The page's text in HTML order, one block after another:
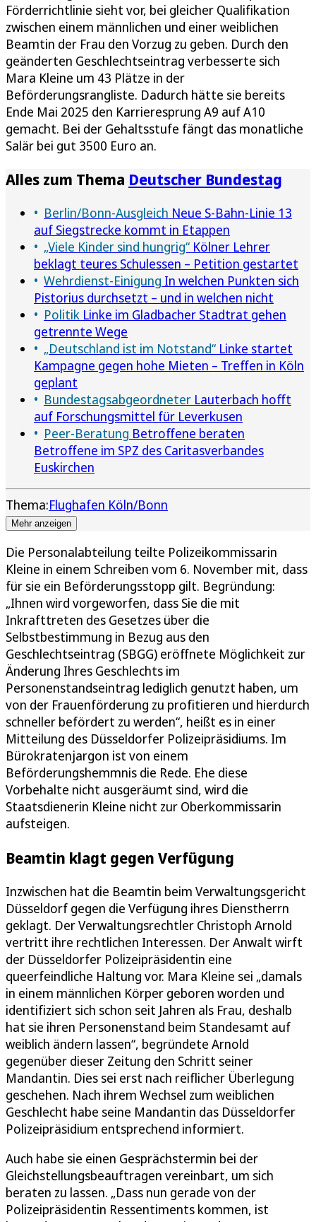
Förderrichtlinie sieht vor, bei gleicher Qualifikation
zwischen einem männlichen und einer weiblichen
Beamtin der Frau den Vorzug zu geben. Durch den
geänderten Geschlechtseintrag verbesserte sich
Mara Kleine um 43 Plätze in der
Beförderungsrangliste. Dadurch hätte sie bereits
Ende Mai 2025 den Karrieresprung A9 auf A10
gemacht. Bei der Gehaltsstufe fängt das monatliche
Salär bei gut 3500 Euro an.
Alles zum Thema Deutscher Bundestag
Berlin/Bonn-Ausgleich Neue S-Bahn-Linie 13
auf Siegstrecke kommt in Etappen
„Viele Kinder sind hungrig“ Kölner Lehrer
beklagt teures Schulessen – Petition gestartet
Wehrdienst-Einigung In welchen Punkten sich
Pistorius durchsetzt – und in welchen nicht
Politik Linke im Gladbacher Stadtrat gehen
getrennte Wege
„Deutschland ist im Notstand“ Linke startet
Kampagne gegen hohe Mieten – Treffen in Köln
geplant
Bundestagsabgeordneter Lauterbach hofft
auf Forschungsmittel für Leverkusen
Peer-Beratung Betroffene beraten
Betroffene im SPZ des Caritasverbandes
Euskirchen
Thema:Flughafen Köln/Bonn
Mehr anzeigen
Die Personalabteilung teilte Polizeikommissarin
Kleine in einem Schreiben vom 6. November mit, dass
für sie ein Beförderungsstopp gilt. Begründung:
„Ihnen wird vorgeworfen, dass Sie die mit
Inkrafttreten des Gesetzes über die
Selbstbestimmung in Bezug aus den
Geschlechtseintrag (SBGG) eröffnete Möglichkeit zur
Änderung Ihres Geschlechts im
Personenstandseintrag lediglich genutzt haben, um
von der Frauenförderung zu profitieren und hierdurch
schneller befördert zu werden“, heißt es in einer
Mitteilung des Düsseldorfer Polizeipräsidiums. Im
Bürokratenjargon ist von einem
Beförderungshemmnis die Rede. Ehe diese
Vorbehalte nicht ausgeräumt sind, wird die
Staatsdienerin Kleine nicht zur Oberkommissarin
aufsteigen.
Beamtin klagt gegen Verfügung
Inzwischen hat die Beamtin beim Verwaltungsgericht
Düsseldorf gegen die Verfügung ihres Dienstherrn
geklagt. Der Verwaltungsrechtler Christoph Arnold
vertritt ihre rechtlichen Interessen. Der Anwalt wirft
der Düsseldorfer Polizeipräsidentin eine
queerfeindliche Haltung vor. Mara Kleine sei „damals
in einem männlichen Körper geboren worden und
identifiziert sich schon seit Jahren als Frau, deshalb
hat sie ihren Personenstand beim Standesamt auf
weiblich ändern lassen“, begründete Arnold
gegenüber dieser Zeitung den Schritt seiner
Mandantin. Dies sei erst nach reiflicher Überlegung
geschehen. Nach ihrem Wechsel zum weiblichen
Geschlecht habe seine Mandantin das Düsseldorfer
Polizeipräsidium entsprechend informiert.
Auch habe sie einen Gesprächstermin bei der
Gleichstellungsbeauftragen vereinbart, um sich
beraten zu lassen. „Dass nun gerade von der
Polizeipräsidentin Ressentiments kommen, ist